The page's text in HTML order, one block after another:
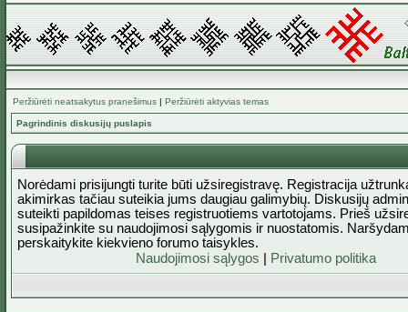
Peržiūrėti neatsakytus pranešimus | Peržiūrėti aktyvias temas
Pagrindinis diskusijų puslapis
Norėdami prisijungti turite būti užsiregistravę. Registracija
akimirkas tačiau suteikia jums daugiau galimybių. Diskusijų
suteikti papildomas teises registruotiems vartotojams. Prieš
susipažinkite su naudojimosi sąlygomis ir nuostatomis.
perskaitykite kiekvieno forumo taisykles.
Naudojimosi sąlygos
Privatumo politika